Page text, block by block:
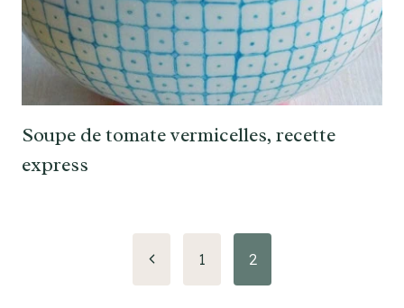
Soupe de tomate vermicelles, recette
express
NavigationPage
1 2